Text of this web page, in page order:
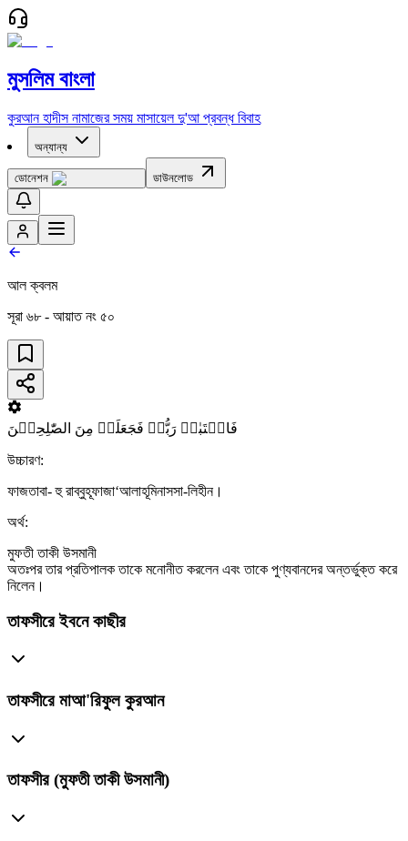
মুসলিম বাংলা
কুরআন হাদীস নামাজের সময় মাসায়েল দু'আ প্রবন্ধ বিবাহ
অন্যান্য
ডোনেশন ডাউনলোড
আল ক্বলম
সূরা ৬৮ - আয়াত নং ৫০
فَاجۡتَبٰہُ رَبُّہٗ فَجَعَلَہٗ مِنَ الصّٰلِحِیۡنَ
উচ্চারণ:
ফাজতাবা- হু রাব্বুহূফাজা‘আলাহূমিনাসসা-লিহীন।
অর্থ:
মুফতী তাকী উসমানী
অতঃপর তার প্রতিপালক তাকে মনোনীত করলেন এবং তাকে পুণ্যবানদের অন্তর্ভুক্ত করে
নিলেন।
তাফসীরে ইবনে কাছীর
তাফসীরে মাআ'রিফুল কুরআন
তাফসীর (মুফতী তাকী উসমানী)